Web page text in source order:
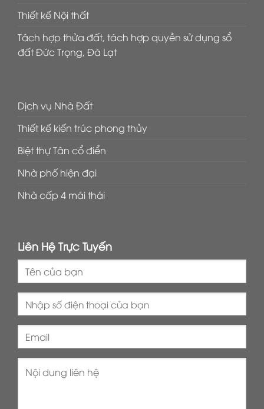
Thiết kế Nội thất
Tách hợp thửa đất, tách hợp quyền sử dụng sổ
đất Đức Trọng, Đà Lạt
Dịch vụ Nhà Đất
Thiết kế kiến trúc phong thủy
Biệt thự Tân cổ điển
Nhà phố hiện đại
Nhà cấp 4 mái thái
Liên Hệ Trực Tuyến